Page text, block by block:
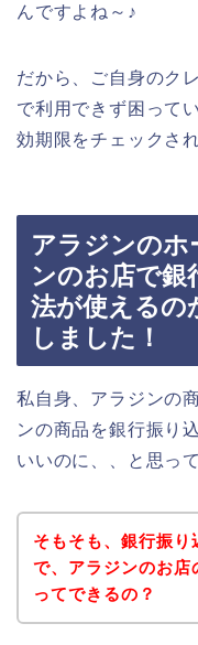
んですよね～♪
だから、ご自身のク
で利用できず困って
効期限をチェックさ
アラジンのホ
ンのお店で銀
法が使えるの
しました！
私自身、アラジンの
ンの商品を銀行振り
いいのに、、と思っ
そもそも、銀行振
で、アラジンのお店
ってできるの？